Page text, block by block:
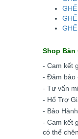
Shop Bàn
- Cam kết
- Đảm bảo
- Tư vấn
- Hổ Trợ
- Bảo
- Cam kết
có thể